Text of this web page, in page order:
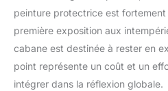
Nos
de
peinture protectrice est
première exposition aux
cabane est destinée à rester en
point représente un coût et un
intégrer dans la réflexion globale.